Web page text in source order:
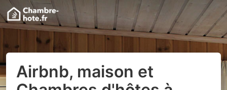
Airbnb, maison et